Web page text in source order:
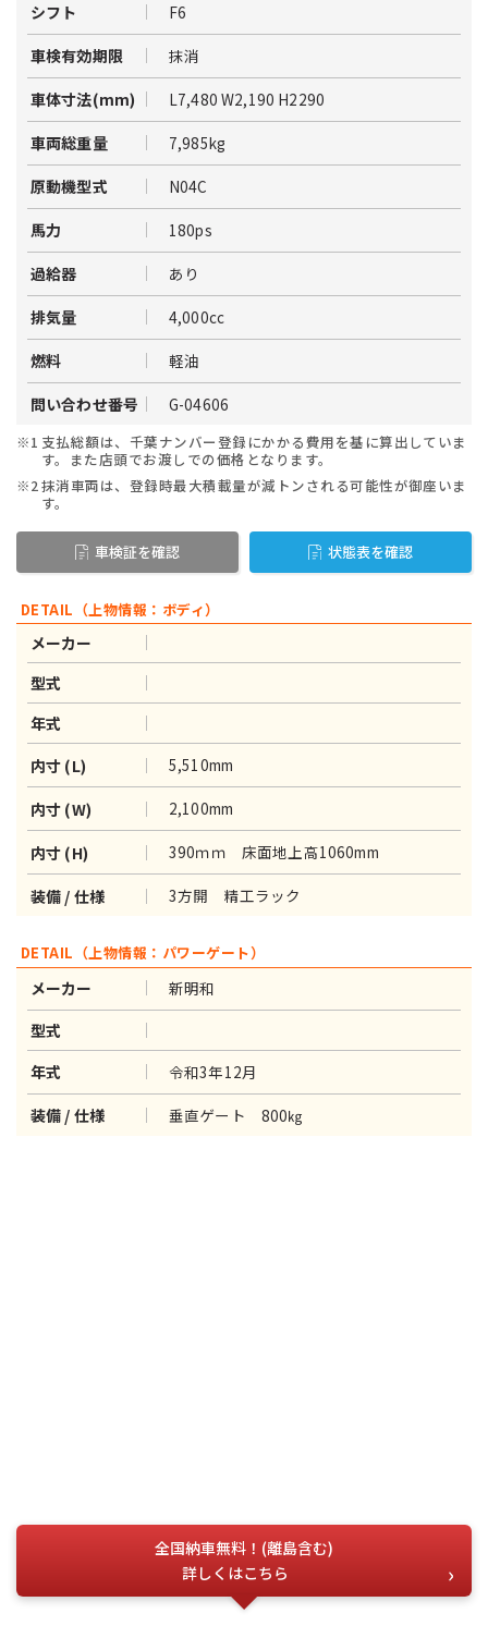
シフト F6
車検有効期限 抹消
車体寸法(mm) L7,480 W2,190 H2290
車両総重量 7,985kg
原動機型式 N04C
馬力 180ps
過給器 あり
排気量 4,000cc
燃料 軽油
問い合わせ番号 G-04606
※1 支払総額は、千葉ナンバー登録にかかる費用を基に算出していま
す。また店頭でお渡しでの価格となります。
※2抹消車両は、登録時最大積載量が減トンされる可能性が御座いま
す。
車検証を確認 状態表を確認
DETAIL（上物情報：ボディ）
メーカー
型式
年式
内寸 (L)
5,510mm
内寸 (W) 2,100mm
内寸 (H) 390ｍｍ 床面地上高1060mm
装備 / 仕様 3方開 精工ラック
DETAIL（上物情報：パワーゲート）
メーカー
新明和
型式
年式
令和3年12月
装備 / 仕様 垂直ゲート 800㎏
全国納車無料！(離島含む)
詳しくはこちら